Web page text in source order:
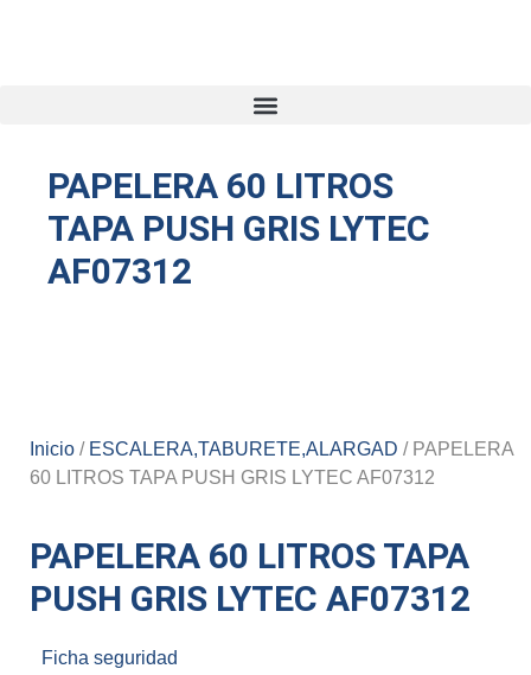
PAPELERA 60 LITROS
TAPA PUSH GRIS LYTEC
AF07312
Inicio / ESCALERA,TABURETE,ALARGAD / PAPELERA
60 LITROS TAPA PUSH GRIS LYTEC AF07312
PAPELERA 60 LITROS TAPA
PUSH GRIS LYTEC AF07312
Ficha seguridad